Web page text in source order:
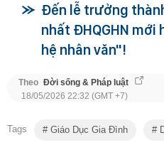
Đến lễ trưởng
nhất ĐHQGHN mới
hệ nhân văn"!
Theo Đời sống & Pháp luật
18/05/2026 22:32 (GMT +7)
Tags Giáo Dục Gia Đình